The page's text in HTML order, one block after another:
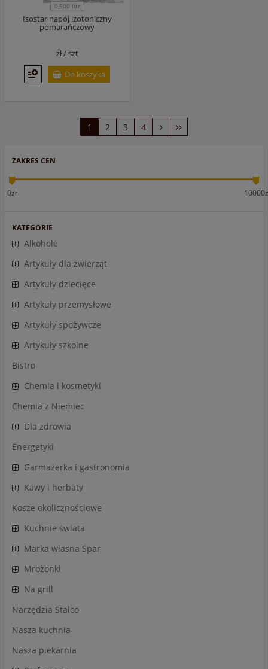
ZAKRES CEN
0zł
KATEGORIE
Alkohole
Artykuły dla zwierząt
Artykuły dziecięce
Artykuły przemysłowe
Artykuły spożywcze
Artykuły szkolne
Bistro
Chemia i kosmetyki
Chemia z Niemiec
Dla zdrowia
Energetyki
Garmażerka i gastronomia
Kawy i herbaty
Kosze okolicznościowe
Kuchnie świata
Marka własna Spar
Mrożonki
Na grill
Narzędzia Stalco
Nasza kuchnia
Nasza piekarnia
0,500 litr
Isostar napój izotoniczny
pomarańczowy
zł /szt
Do koszyka
1 2 3 4